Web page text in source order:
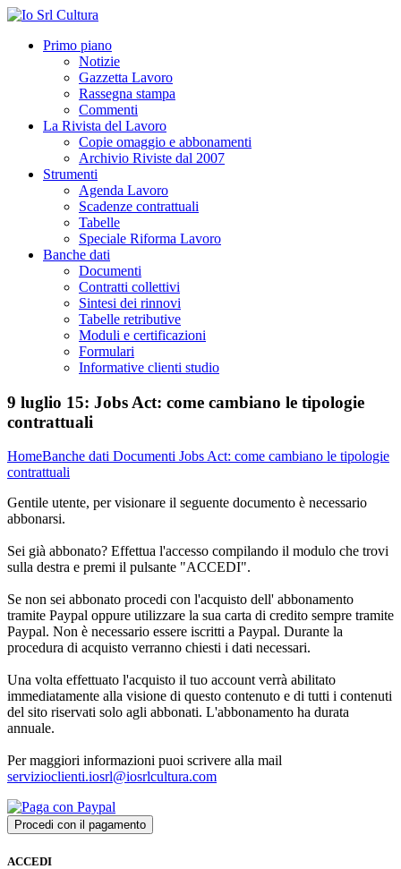
Primo piano
Notizie
Gazzetta Lavoro
Rassegna stampa
Commenti
La Rivista del Lavoro
Copie omaggio e abbonamenti
Archivio Riviste dal 2007
Strumenti
Agenda Lavoro
Scadenze contrattuali
Tabelle
Speciale Riforma Lavoro
Banche dati
Documenti
Contratti collettivi
Sintesi dei rinnovi
Tabelle retributive
Moduli e certificazioni
Formulari
Informative clienti studio
9 luglio 15: Jobs Act: come cambiano le tipologie
contrattuali
HomeBanche dati Documenti Jobs Act: come cambiano le tipologie
contrattuali
Gentile utente, per visionare il seguente documento è necessario
abbonarsi.
Sei già abbonato? Effettua l'accesso compilando il modulo che trovi
sulla destra e premi il pulsante "ACCEDI".
Se non sei abbonato procedi con l'acquisto dell' abbonamento
tramite Paypal oppure utilizzare la sua carta di credito sempre tramite
Paypal. Non è necessario essere iscritti a Paypal. Durante la
procedura di acquisto verranno chiesti i dati necessari.
Una volta effettuato l'acquisto il tuo account verrà abilitato
immediatamente alla visione di questo contenuto e di tutti i contenuti
del sito riservati solo agli abbonati. L'abbonamento ha durata
annuale.
Per maggiori informazioni puoi scrivere alla mail
servizioclienti.iosrl@iosrlcultura.com
ACCEDI